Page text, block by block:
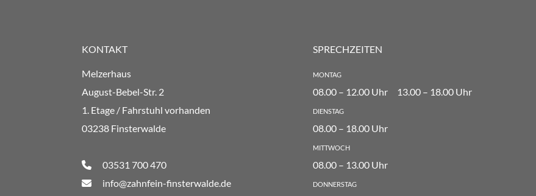
KONTAKT
Melzerhaus
August-Bebel-Str. 2
1. Etage / Fahrstuhl vorhanden
03238 Finsterwalde
03531 700 470
info@zahnfein-finsterwalde.de
SPRECHZEITEN
montag
08.00 – 12.00 Uhr
13.00 – 18.00 Uhr
dienstag
08.00 – 18.00 Uhr
mittwoch
08.00 – 13.00 Uhr
donnerstag